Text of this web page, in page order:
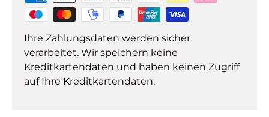
Ihre Zahlungsdaten werden sicher
verarbeitet. Wir speichern keine
Kreditkartendaten und haben keinen Zugriff
auf Ihre Kreditkartendaten.